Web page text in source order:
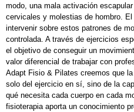
modo, una mala activación
cervicales y molestias de hombro.
intervenir sobre estos patrones de
controlada. A través de ejercicios
el objetivo de conseguir un
valor diferencial de trabajar con
Adapt Fisio & Pilates creemos que
solo del ejercicio en sí, sino de la
qué necesita cada cuerpo en cada
fisioterapia aporta un conocimiento